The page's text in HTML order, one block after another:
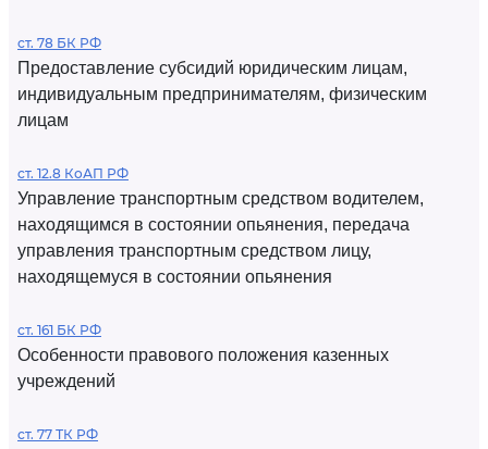
ст. 78 БК РФ
Предоставление субсидий юридическим лицам,
индивидуальным предпринимателям, физическим
лицам
ст. 12.8 КоАП РФ
Управление транспортным средством водителем,
находящимся в состоянии опьянения, передача
управления транспортным средством лицу,
находящемуся в состоянии опьянения
ст. 161 БК РФ
Особенности правового положения казенных
учреждений
ст. 77 ТК РФ